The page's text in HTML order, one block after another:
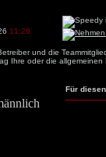
11:26
und die
Ihre oder die
Für